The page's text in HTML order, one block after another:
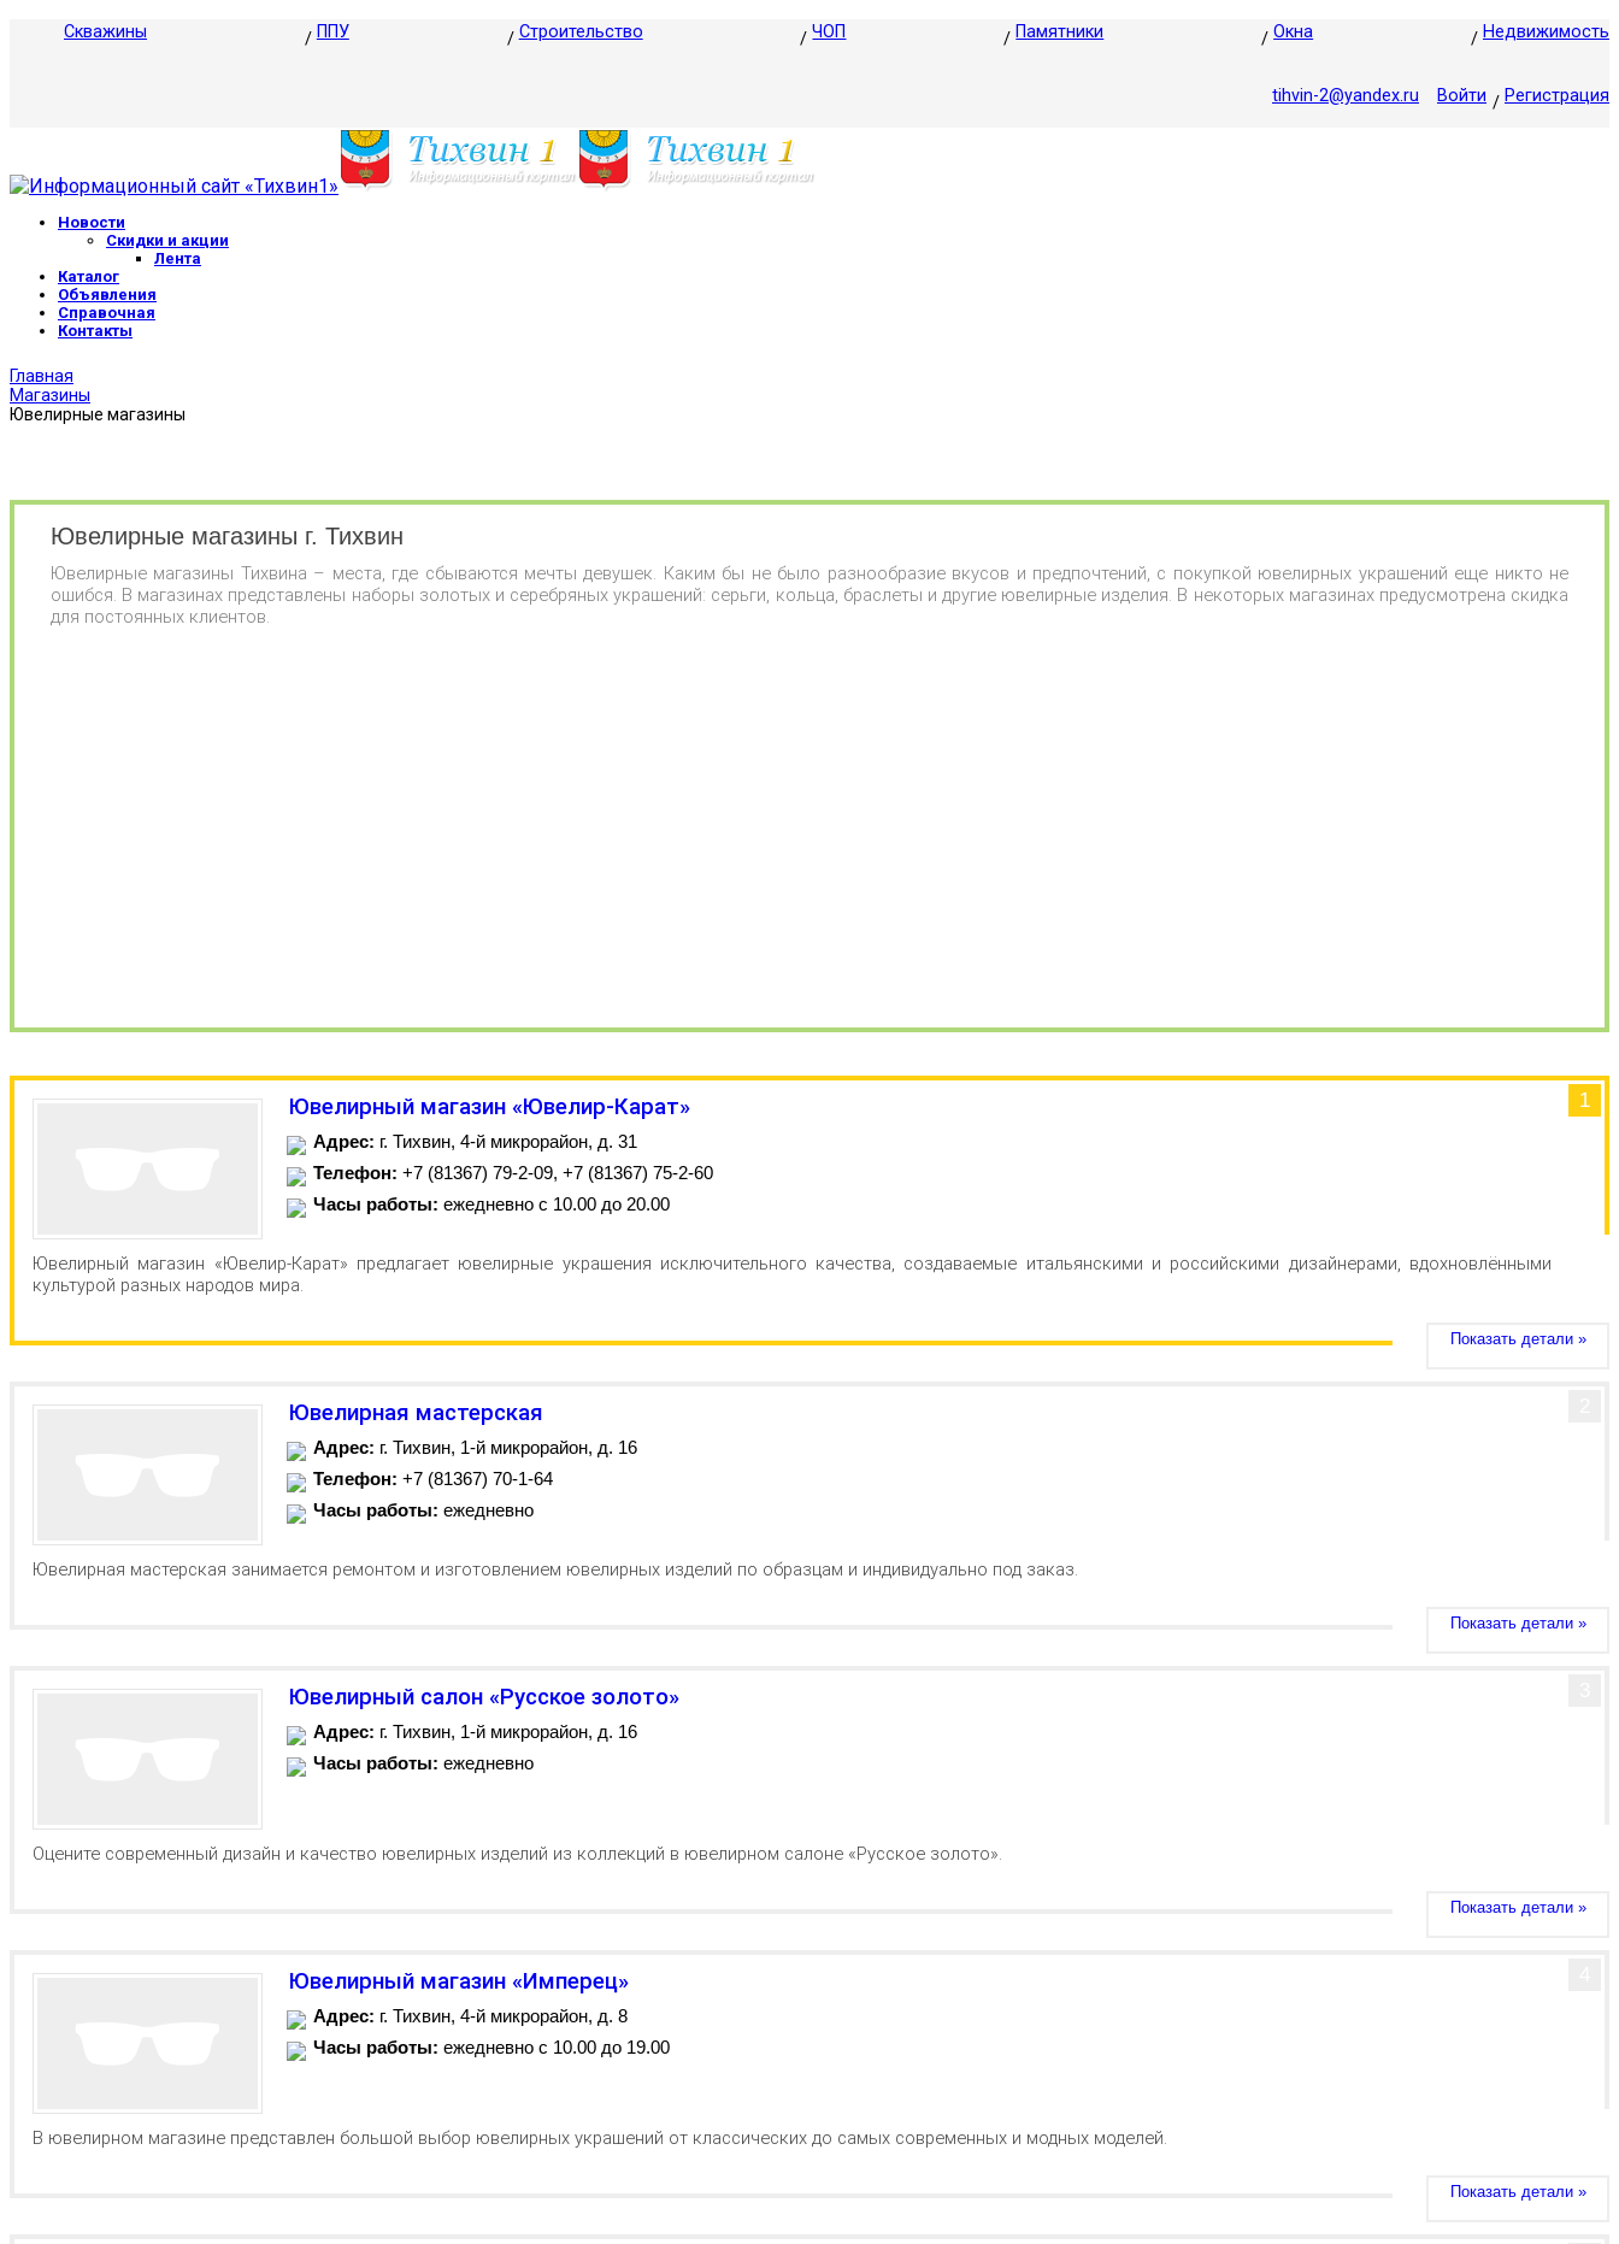
Скважины ППУ Строительство ЧОП Памятники Окна Недвижимость
tihvin-2@yandex.ru Войти Регистрация
Новости
Скидки и акции
Лента
Каталог
Объявления
Справочная
Контакты
Главная
Магазины
Ювелирные магазины
Ювелирные магазины г. Тихвин
Ювелирные магазины Тихвина – места, где сбываются мечты девушек. Каким бы не было разнообразие вкусов и предпочтений, с покупкой ювелирных украшений еще никто не
ошибся. В магазинах представлены наборы золотых и серебряных украшений: серьги, кольца, браслеты и другие ювелирные изделия. В некоторых магазинах предусмотрена скидка
для постоянных клиентов.
1
Ювелирный магазин «Ювелир-Карат»
Адрес: г. Тихвин, 4-й микрорайон, д. 31
Телефон: +7 (81367) 79-2-09, +7 (81367) 75-2-60
Часы работы: ежедневно с 10.00 до 20.00
Ювелирный магазин «Ювелир-Карат» предлагает ювелирные украшения исключительного качества, создаваемые итальянскими и российскими дизайнерами, вдохновлёнными
культурой разных народов мира.
Показать детали »
Ювелирная мастерская
Адрес: г. Тихвин, 1-й микрорайон, д. 16
Телефон: +7 (81367) 70-1-64
Часы работы: ежедневно
Ювелирная мастерская занимается ремонтом и изготовлением ювелирных изделий по образцам и индивидуально под заказ.
Показать детали »
Ювелирный салон «Русское золото»
Адрес: г. Тихвин, 1-й микрорайон, д. 16
Часы работы: ежедневно
Оцените современный дизайн и качество ювелирных изделий из коллекций в ювелирном салоне «Русское золото».
Показать детали »
Ювелирный магазин «Имперец»
Адрес: г. Тихвин, 4-й микрорайон, д. 8
Часы работы: ежедневно с 10.00 до 19.00
В ювелирном магазине представлен большой выбор ювелирных украшений от классических до самых современных и модных моделей.
Показать детали »